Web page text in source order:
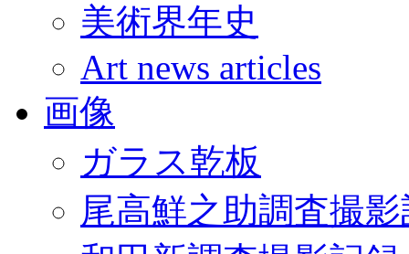
美術界年史
Art news articles
画像
ガラス乾板
尾高鮮之助調査撮